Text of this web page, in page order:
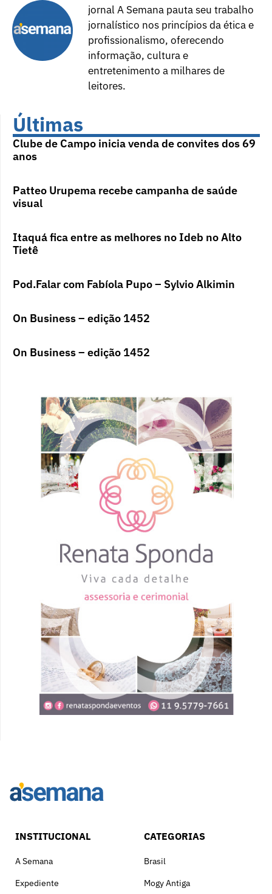
jornal A Semana pauta seu trabalho
jornalístico nos princípios da ética e
profissionalismo, oferecendo
informação, cultura e
entretenimento a milhares de
leitores.
Últimas
Clube de Campo inicia venda de convites dos 69
anos
Patteo Urupema recebe campanha de saúde
visual
Itaquá fica entre as melhores no Ideb no Alto
Tietê
Pod.Falar com Fabíola Pupo – Sylvio Alkimin
On Business – edição 1452
On Business – edição 1452
INSTITUCIONAL
A Semana
Expediente
CATEGORIAS
Brasil
Mogy Antiga